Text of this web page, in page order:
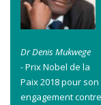
Dr Denis Mukwege
-Prix Nobel de la
Paix 2018 pour son
engagement contre